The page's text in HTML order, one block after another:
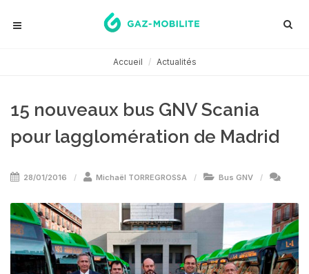
Accueil Actualités
15 nouveaux bus GNV Scania
pour lagglomération de Madrid
28/01/2016 Michaël TORREGROSSA Bus GNV